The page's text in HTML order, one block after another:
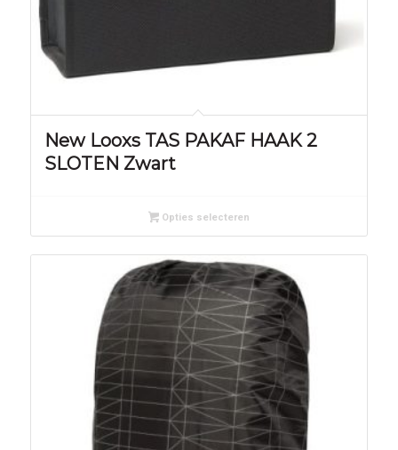
New Looxs TAS PAKAF HAAK 2
SLOTEN Zwart
Opties selecteren